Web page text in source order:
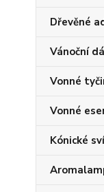
Dřevěné
Vánoční
Vonné
Vonné
Kónické